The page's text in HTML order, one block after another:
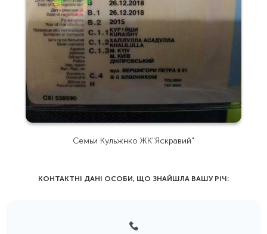
Семьи Кульжнко ЖК"Яскравий"
КОНТАКТНІ ДАНІ ОСОБИ, ЩО ЗНАЙШЛА ВАШУ РIЧ: